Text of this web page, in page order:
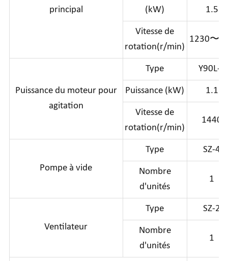
principal
(kW) 1.5
Vitesse de
rotation(r/min)
1230〜
Puissance du moteur pour
agitation
Type Y90L-4
Puissance (kW) 1.1
Vitesse de
rotation(r/min)
1440
Pompe à vide
Type SZ-4
Nombre
d'unités
1
Ventilateur
Type SZ-2
Nombre
d'unités
1